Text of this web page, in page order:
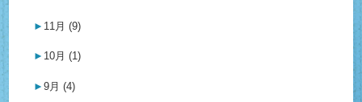
► 11月 (9)
► 10月 (1)
► 9月 (4)